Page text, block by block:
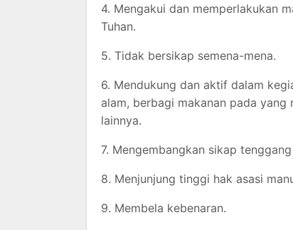
4. Mengakui dan memperlakukan
Tuhan.
5. Tidak bersikap semena-mena.
6. Mendukung dan aktif dalam
alam, berbagi makanan pada
lainnya.
7. Mengembangkan sikap
8. Menjunjung tinggi hak asasi
9. Membela kebenaran.